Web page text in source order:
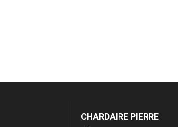
CHARDAIRE PIERRE